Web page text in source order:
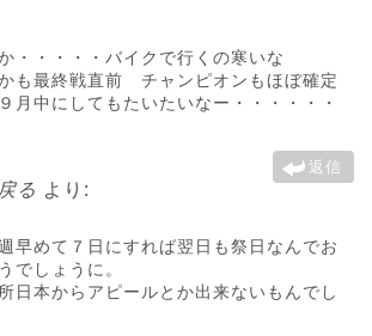
・・・・・バイクで行くの寒いな
も最終戦直前 チャンピオンもほぼ確定
月中にしてもたいたいなー・・・・・・
返信
る より:
早めて７日にすれば翌日も祭日なんでお
でしょうに。
日本からアピールとか出来ないもんでし